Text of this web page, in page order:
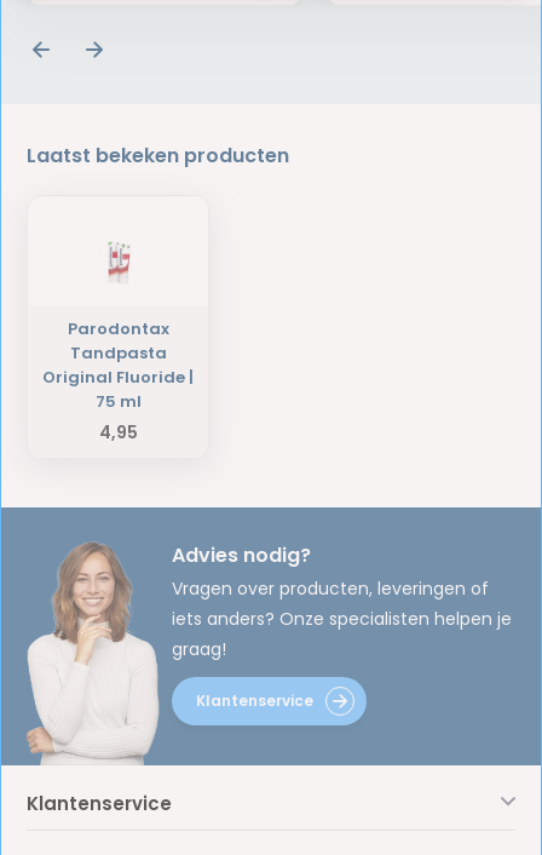
Laatst bekeken producten
Parodontax
Tandpasta
Original Fluoride |
75 ml
4,95
Advies nodig?
Vragen over producten, leveringen of
iets anders? Onze specialisten helpen je
graag!
Klantenservice
Klantenservice